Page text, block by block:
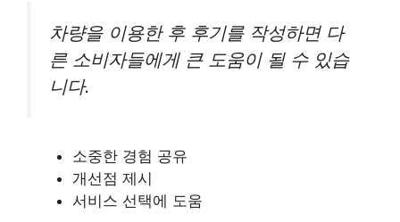
차량을 이용한 후 후기를 작성하면 다
른 소비자들에게 큰 도움이 될 수 있습
니다.
소중한 경험 공유
개선점 제시
서비스 선택에 도움